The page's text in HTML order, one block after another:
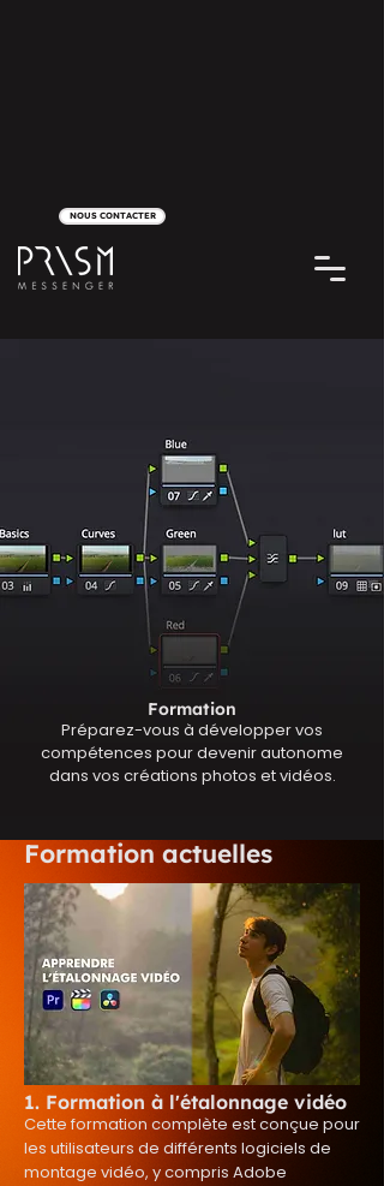
NOUS CONTACTER
Formation
Préparez-vous à développer vos
compétences pour devenir autonome
dans vos créations photos et vidéos.
Formation actuelles
1. Formation à l'étalonnage vidéo
Cette formation complète est conçue pour
les utilisateurs de différents logiciels de
montage vidéo, y compris Adobe